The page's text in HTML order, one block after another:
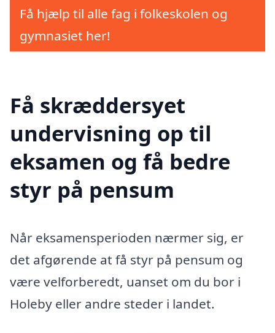
Få hjælp til alle fag i folkeskolen og
gymnasiet her!
Få skræddersyet
undervisning op til
eksamen og få bedre
styr på pensum
Når eksamensperioden nærmer sig, er
det afgørende at få styr på pensum og
være velforberedt, uanset om du bor i
Holeby eller andre steder i landet.